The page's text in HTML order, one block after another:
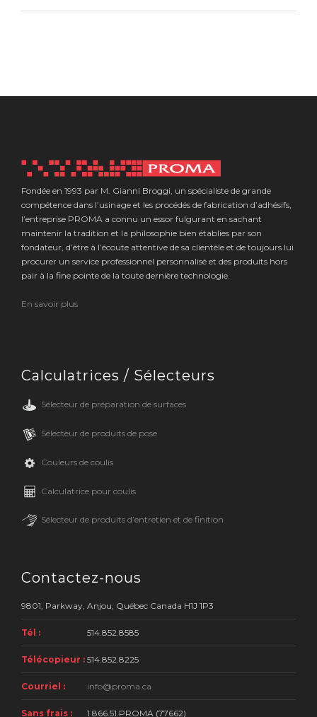
Fondée en 1993 par M. Gianni Broggi, un spécialiste de grande
compétence dans l’usinage et les procédés de fabrication d’adhésifs,
l’entreprise PROMA a connu un essor fulgurant en sachant
maintenir la tradition et la philosophie bien établies par son
fondateur, d’être à l’écoute attentive de sa clientèle et de toujours lui
procurer un service professionnel personnalisé et des produits hors
pair à la fine pointe de la toute dernière technologie.
En savoir plus
Calculatrices / Sélecteurs
Sélecteur de préparation de surfaces
Sélecteur de produits de pose
Couleurs de coulis
Calculatrice pour coulis
Sélecteur de produits d’entretien et de finition
Contactez-nous
9801, Parkway, Anjou, Québec Canada H1J 1P3
Tél : 514.852.8585
Télécopieur : 514.852.8225
Courriel : info@proma.ca
Sans frais : 1 866.51.PROMA (77662)